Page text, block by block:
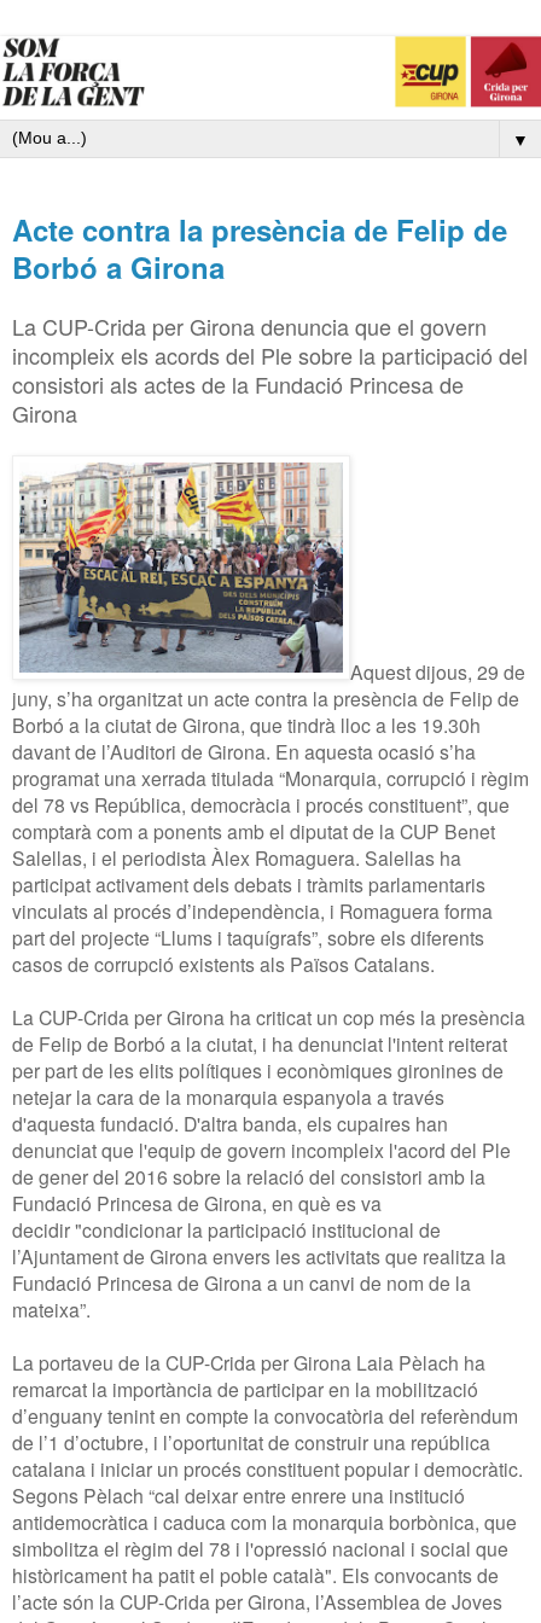
▼
Acte contra la presència de Felip de
Borbó a Girona
La CUP-Crida per Girona denuncia que el govern
incompleix els acords del Ple sobre la participació del
consistori als actes de la Fundació Princesa de
Girona
Aquest dijous, 29 de
juny, s’ha organitzat un acte contra la presència de Felip de
Borbó a la ciutat de Girona, que tindrà lloc a les 19.30h
davant de l’Auditori de Girona. En aquesta ocasió s’ha
programat una xerrada titulada “Monarquia, corrupció i règim
del 78 vs República, democràcia i procés constituent”, que
comptarà com a ponents amb el diputat de la CUP Benet
Salellas, i el periodista Àlex Romaguera. Salellas ha
participat activament dels debats i tràmits parlamentaris
vinculats al procés d’independència, i Romaguera forma
part del projecte “Llums i taquígrafs”, sobre els diferents
casos de corrupció existents als Països Catalans.
La CUP-Crida per Girona ha criticat un cop més la presència
de Felip de Borbó a la ciutat, i ha denunciat l'intent reiterat
per part de les elits polítiques i econòmiques gironines de
netejar la cara de la monarquia espanyola a través
d'aquesta fundació. D'altra banda, els cupaires han
denunciat que l'equip de govern incompleix l'acord del Ple
de gener del 2016 sobre la relació del consistori amb la
Fundació Princesa de Girona, en què es va
decidir "condicionar la participació institucional de
l’Ajuntament de Girona envers les activitats que realitza la
Fundació Princesa de Girona a un canvi de nom de la
mateixa”.
La portaveu de la CUP-Crida per Girona Laia Pèlach ha
remarcat la importància de participar en la mobilització
d’enguany tenint en compte la convocatòria del referèndum
de l’1 d’octubre, i l’oportunitat de construir una república
catalana i iniciar un procés constituent popular i democràtic.
Segons Pèlach “cal deixar entre enrere una institució
antidemocràtica i caduca com la monarquia borbònica, que
simbolitza el règim del 78 i l'opressió nacional i social que
històricament ha patit el poble català". Els convocants de
l’acte són la CUP-Crida per Girona, l’Assemblea de Joves